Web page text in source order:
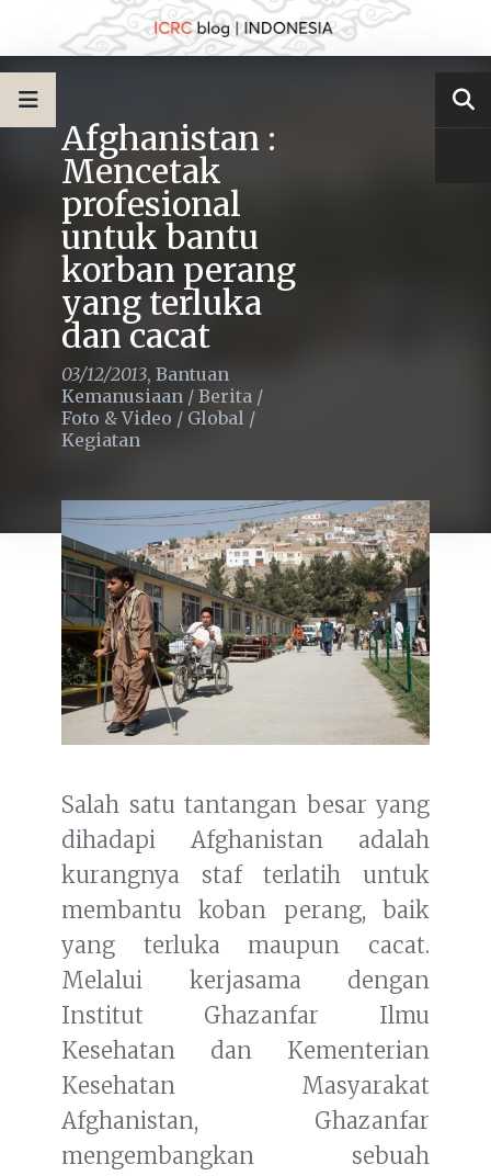
Afghanistan :
Mencetak
profesional
untuk bantu
korban perang
yang terluka
dan cacat
03/12/2013, Bantuan
Kemanusiaan / Berita /
Foto & Video / Global /
Kegiatan
Salah satu tantangan besar yang
dihadapi Afghanistan adalah
kurangnya staf terlatih untuk
membantu koban perang, baik
yang terluka maupun cacat.
Melalui kerjasama dengan
Institut Ghazanfar Ilmu
Kesehatan dan Kementerian
Kesehatan Masyarakat
Afghanistan, Ghazanfar
mengembangkan sebuah